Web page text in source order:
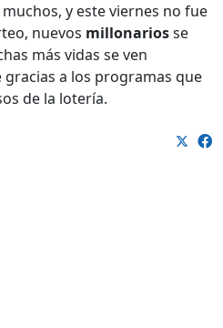
y este viernes no fue
nuevos millonariosse
más vidas se ven
a los programas que
de la lotería.